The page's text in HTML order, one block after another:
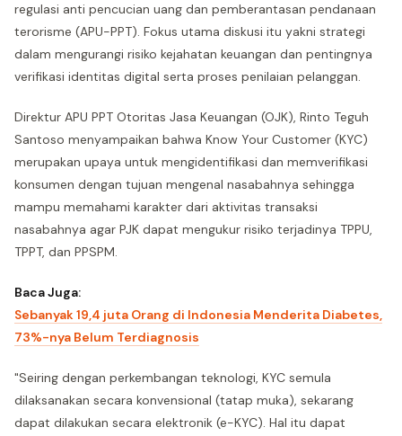
regulasi anti pencucian uang dan pemberantasan pendanaan
terorisme (APU-PPT). Fokus utama diskusi itu yakni strategi
dalam mengurangi risiko kejahatan keuangan dan pentingnya
verifikasi identitas digital serta proses penilaian pelanggan.
Direktur APU PPT Otoritas Jasa Keuangan (OJK), Rinto Teguh
Santoso menyampaikan bahwa Know Your Customer (KYC)
merupakan upaya untuk mengidentifikasi dan memverifikasi
konsumen dengan tujuan mengenal nasabahnya sehingga
mampu memahami karakter dari aktivitas transaksi
nasabahnya agar PJK dapat mengukur risiko terjadinya TPPU,
TPPT, dan PPSPM.
Baca Juga:
Sebanyak 19,4 juta Orang di Indonesia Menderita Diabetes,
73%-nya Belum Terdiagnosis
"Seiring dengan perkembangan teknologi, KYC semula
dilaksanakan secara konvensional (tatap muka), sekarang
dapat dilakukan secara elektronik (e-KYC). Hal itu dapat